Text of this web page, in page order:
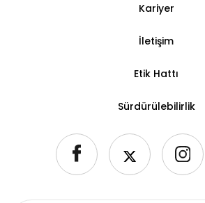
Kariyer
İletişim
Etik Hattı
Sürdürülebilirlik